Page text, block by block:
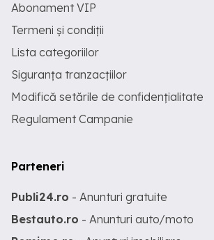
Abonament VIP
Termeni și condiții
Lista categoriilor
Siguranța tranzacțiilor
Modifică setările de confidențialitate
Regulament Campanie
Parteneri
Publi24.ro - Anunturi gratuite
Bestauto.ro - Anunturi auto/moto